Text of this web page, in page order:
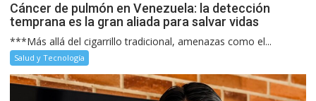
Cáncer de pulmón en Venezuela: la detección
temprana es la gran aliada para salvar vidas
***Más allá del cigarrillo tradicional, amenazas como el...
Salud y Tecnología